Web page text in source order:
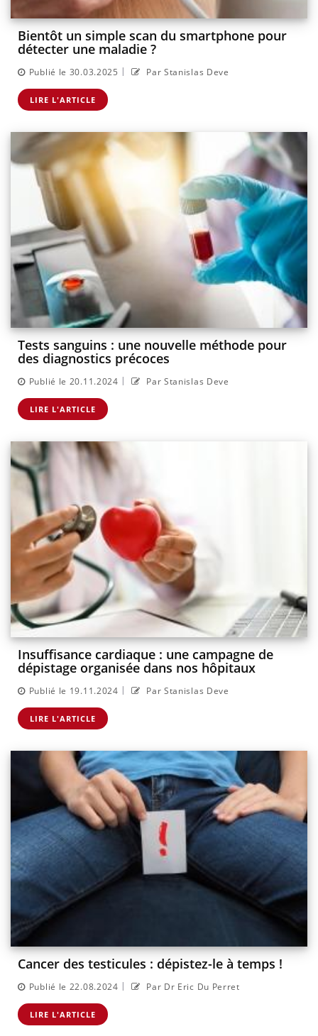
Bientôt un simple scan du smartphone pour
détecter une maladie ?
Publié le 30.03.2025 | Par Stanislas Deve
LIRE L'ARTICLE
Tests sanguins : une nouvelle méthode pour
des diagnostics précoces
Publié le 20.11.2024 | Par Stanislas Deve
LIRE L'ARTICLE
Insuffisance cardiaque : une campagne de
dépistage organisée dans nos hôpitaux
Publié le 19.11.2024 | Par Stanislas Deve
LIRE L'ARTICLE
Cancer des testicules : dépistez-le à temps !
Publié le 22.08.2024 | Par Dr Eric Du Perret
LIRE L'ARTICLE